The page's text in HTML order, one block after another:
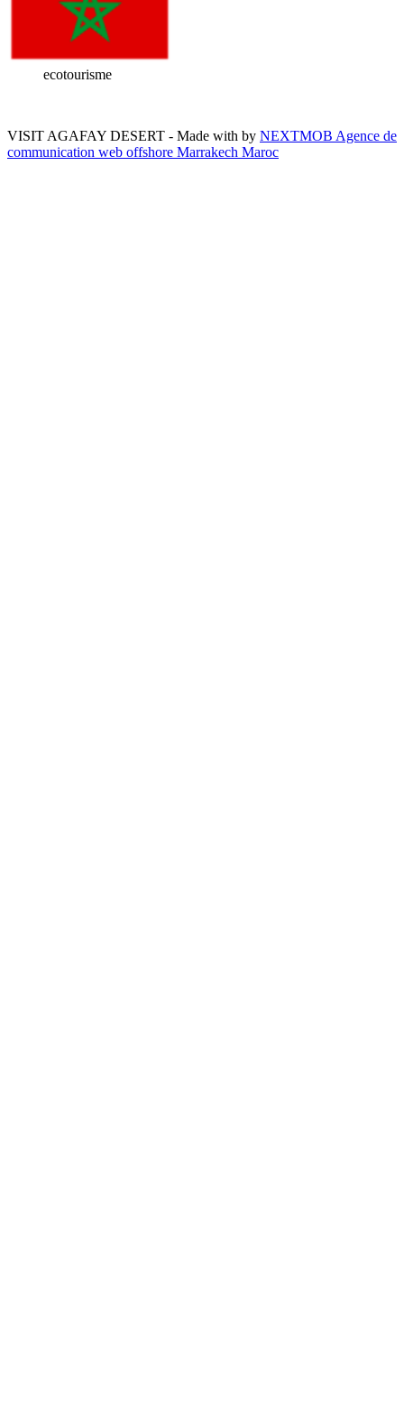
ecotourisme
VISIT AGAFAY DESERT - Made with by NEXTMOB Agence de
communication web offshore Marrakech Maroc